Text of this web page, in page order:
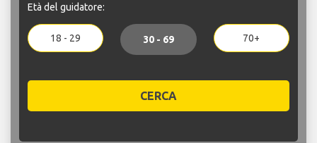
Età del guidatore:
18 - 29 30 - 69 70+
CERCA